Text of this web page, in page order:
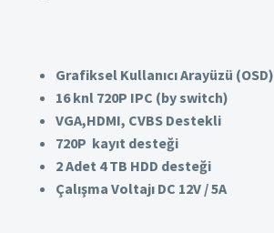
Grafiksel Kullanıcı Arayüzü (OSD)
16 knl 720P IPC (by switch)
VGA,HDMI, CVBS Destekli
720P kayıt desteği
2 Adet 4 TB HDD desteği
Çalışma Voltajı DC 12V / 5A